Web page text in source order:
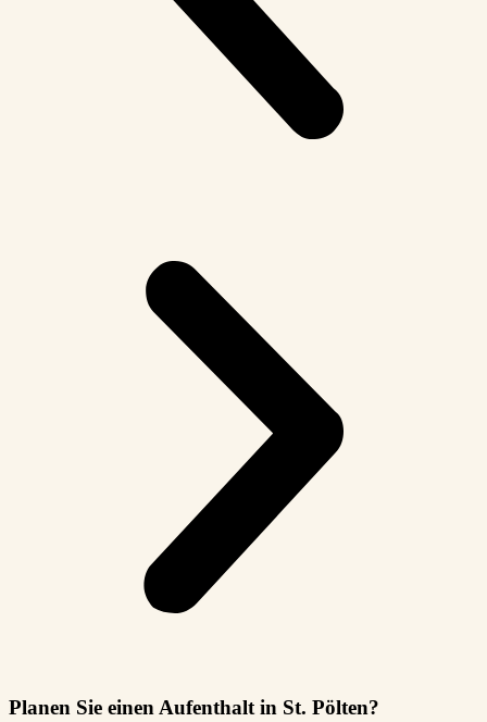
Planen Sie einen Aufenthalt in St. Pölten?